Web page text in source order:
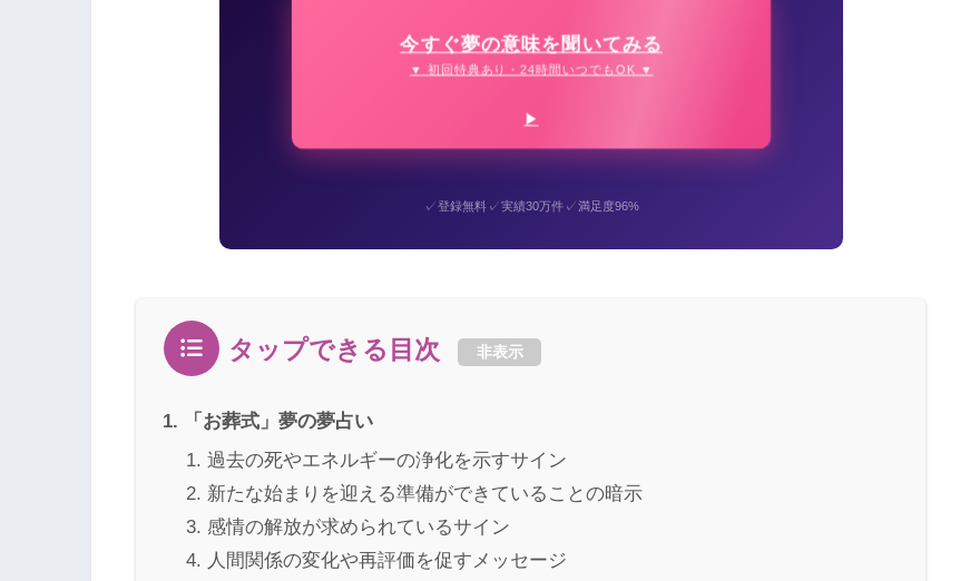
今すぐ夢の意味を聞いてみる
▼ 初回特典あり・24時間いつでもOK ▼
✓登録無料✓実績30万件✓満足度96%
タップできる目次 非表示
「お葬式」夢の夢占い
過去の死やエネルギーの浄化を示すサイン
新たな始まりを迎える準備ができていることの暗示
感情の解放が求められているサイン
人間関係の変化や再評価を促すメッセージ